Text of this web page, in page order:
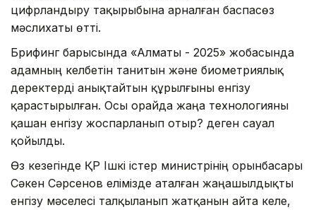
цифрландыру тақырыбына арналған баспасөз
мәслихаты өтті.
Брифинг барысында «Алматы - 2025» жобасында
адамның келбетін танитын және биометриялық
деректерді анықтайтын құрылғыны енгізу
қарастырылған. Осы орайда жаңа технологияны
қашан енгізу жоспарланып отыр? деген сауал
қойылды.
Өз кезегінде ҚР Ішкі істер министрінің орынбасары
Сәкен Сәрсенов елімізде аталған жаңашылдықты
енгізу мәселесі талқыланып жатқанын айта келе,